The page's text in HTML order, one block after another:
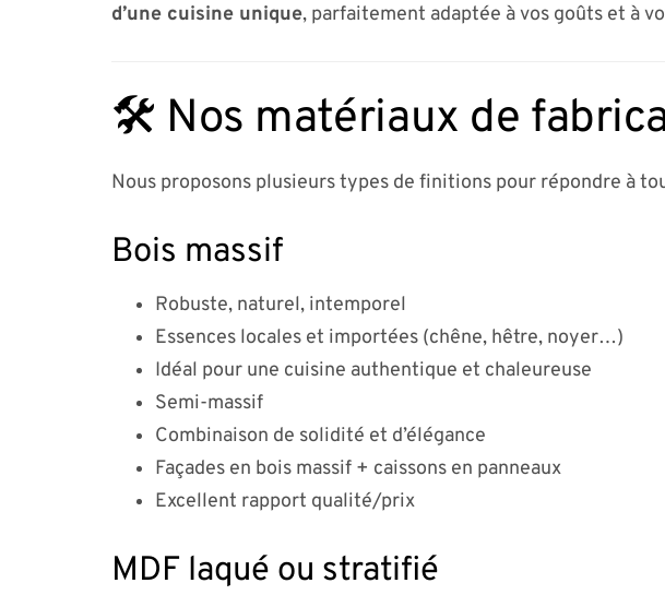
d’une cuisine unique, parfaitement adaptée à vos goûts et à
🛠️ Nos matériaux de
Nous proposons plusieurs types de finitions pour répondre à
Bois massif
Robuste, naturel, intemporel
Essences locales et importées (chêne, hêtre, noyer…)
Idéal pour une cuisine authentique et chaleureuse
Semi-massif
Combinaison de solidité et d’élégance
Façades en bois massif + caissons en panneaux
Excellent rapport qualité/prix
MDF laqué ou stratifié